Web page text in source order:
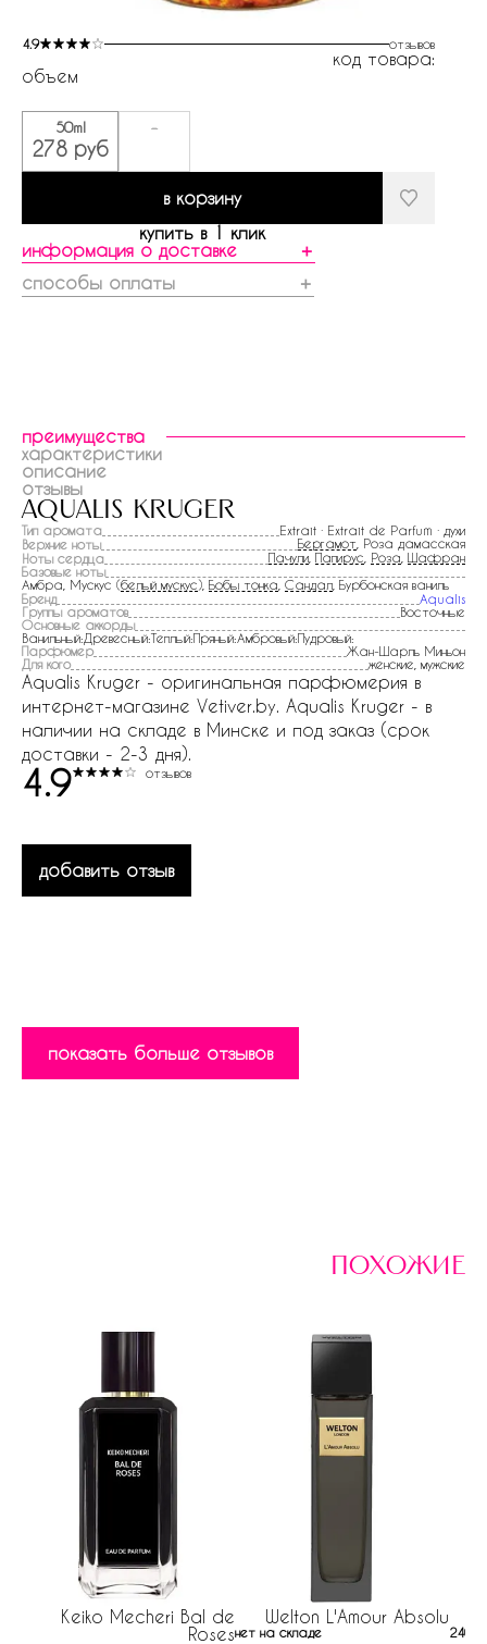
4.9 отзывов
код товара:
объем
50ml
278 руб
-
в корзину
купить в 1 клик
информация о доставке
＋
способы оплаты
＋
преимущества
характеристики
описание
отзывы
aqualis kruger
Тип аромата
Extrait · Extrait de Parfum · духи
Верхние ноты
Бергамот , Роза дамасская
Ноты сердца
Пачули Папирус Роза Шафран
Базовые ноты
Амбра, Мускус (белый мускус), Бобы тонка Сандал , Бурбонская ваниль
Бренд
Aqualis
Группы ароматов
Восточные
Основные аккорды
Ванильный:Древесный:Теплый:Пряный:Амбровый:Пудровый:
Парфюмер
Жан-Шарль Миньон
Для кого
женские, мужские
Aqualis Kruger - оригинальная парфюмерия в
интернет-магазине Vetiver.by. Aqualis Kruger - в
наличии на складе в Минске и под заказ (срок
доставки - 2-3 дня).
4.9 отзывов
добавить отзыв
показать больше отзывов
похожие
Keiko Mecheri Bal de
Roses
Welton L'Amour Absolu
нет на складе 240